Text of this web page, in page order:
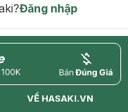
Đăng nhập
price
VỀ HASAKI.VN